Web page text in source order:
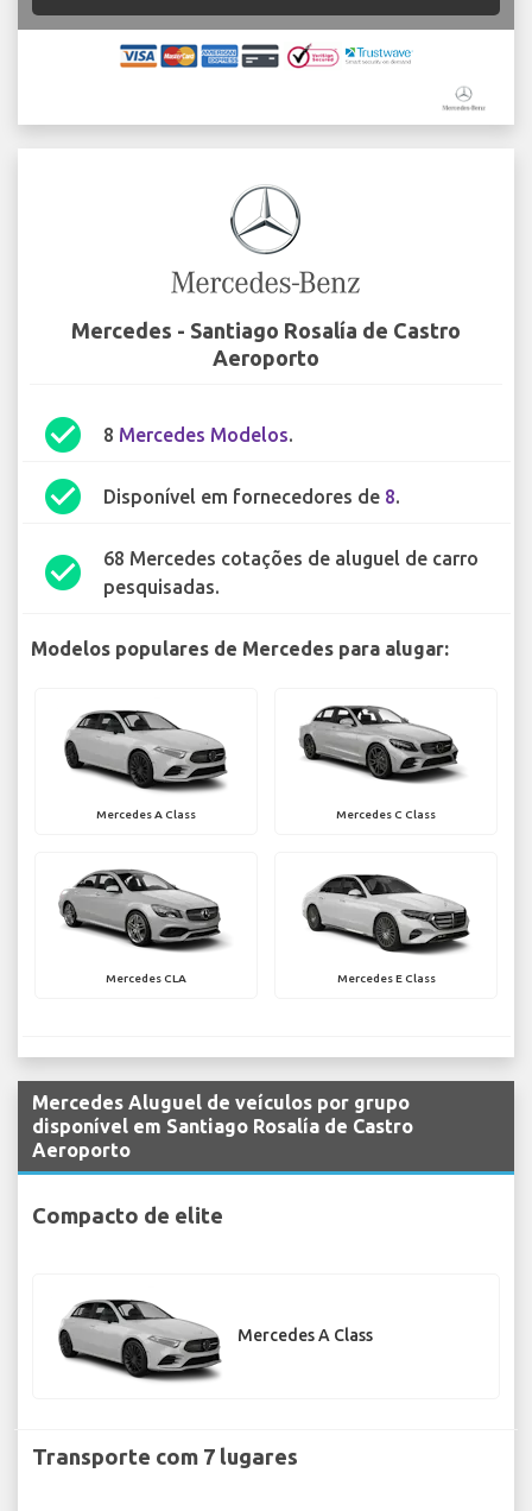
Mercedes - Santiago Rosalía de Castro
Aeroporto
check_circle 8 Mercedes Modelos.
check_circle Disponível em fornecedores de 8.
check_circle
68 Mercedes cotações de aluguel de carro
pesquisadas.
Modelos populares de Mercedes para alugar:
Mercedes A Class Mercedes C Class
Mercedes CLA Mercedes E Class
Mercedes Aluguel de veículos por grupo
disponível em Santiago Rosalía de Castro
Aeroporto
Compacto de elite
Mercedes A Class
Transporte com 7 lugares